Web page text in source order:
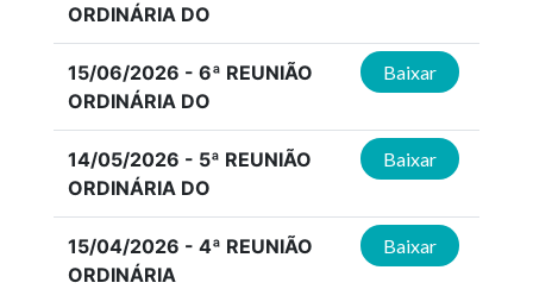
ORDINÁRIA DO
15/06/2026 - 6ª REUNIÃO
ORDINÁRIA DO
Baixar
14/05/2026 - 5ª REUNIÃO
ORDINÁRIA DO
Baixar
15/04/2026 - 4ª REUNIÃO
ORDINÁRIA
Baixar